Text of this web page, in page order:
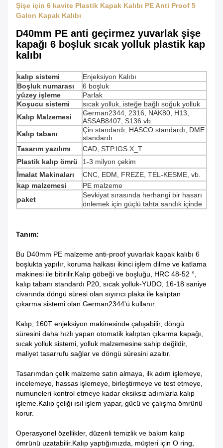
Şişe için 6 kavite Plastik Kapak Kalıbı PE Anti Proof 5
Galon Kapak Kalıbı
D40mm PE anti geçirmez yuvarlak şişe
kapağı 6 boşluk sıcak yolluk plastik kap
kalıbı
kalıp sistemi
Enjeksiyon Kalıbı
Boşluk numarası
6 boşluk
yüzey işleme
Parlak
Koşucu sistemi
sıcak yolluk, isteğe bağlı soğuk yolluk
Kalıp Malzemesi
German2344, 2316, NAK80, H13,
ASSAB8407, S136 vb.
Kalıp tabanı
Çin standardı, HASCO standardı, DME
standardı.
Tasarım yazılımı
CAD, STP.IGS.X_T
Plastik kalıp ömrü
1-3 milyon çekim
İmalat Makinaları
CNC, EDM, FREZE, TEL-KESME, vb.
kap malzemesi
PE malzeme
paket
Sevkiyat sırasında herhangi bir hasarı
önlemek için güçlü tahta sandık içinde
Tanım:
Bu D40mm PE malzeme anti-proof yuvarlak kapak kalıbı 6
boşlukta yapılır, koruma halkası ikinci işlem dilme ve katlama
makinesi ile bitirilir.Kalıp göbeği ve boşluğu, HRC 48-52 °,
kalıp tabanı standardı P20, sıcak yolluk-YUDO, 16-18 saniye
civarında döngü süresi olan sıyırıcı plaka ile kalıptan
çıkarma sistemi olan German2344'ü kullanır.
Kalıp, 160T enjeksiyon makinesinde çalışabilir, döngü
süresini daha hızlı yapan otomatik kalıptan çıkarma kapağı,
sıcak yolluk sistemi, yolluk malzemesine sahip değildir,
maliyet tasarrufu sağlar ve döngü süresini azaltır.
Tasarımdan çelik malzeme satın almaya, ilk adım işlemeye,
incelemeye, hassas işlemeye, birleştirmeye ve test etmeye,
numuneleri kontrol etmeye kadar eksiksiz adımlarla kalıp
işleme.Kalıp çeliği ısıl işlem yapar, gücü ve çalışma ömrünü
korur.
Operasyonel özellikler, düzenli temizlik ve bakım kalıp
ömrünü uzatabilir.Kalıp yaptığımızda, müşteri için O ring,